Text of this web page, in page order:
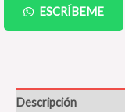
ESCRÍBEME
Descripción